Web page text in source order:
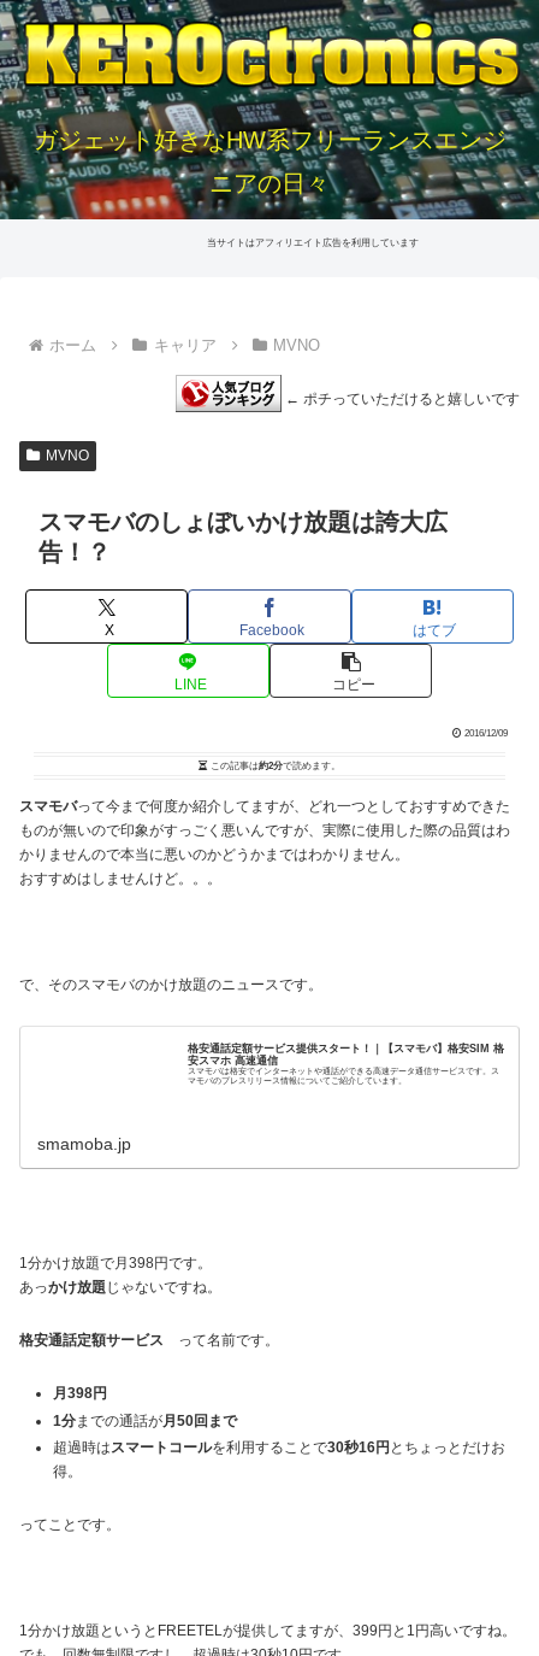
ガジェット好きなHW系フリーランスエンジ
ニアの日々
当サイトはアフィリエイト広告を利用しています
ホーム キャリア MVNO
← ポチっていただけると嬉しいです
MVNO
スマモバのしょぼいかけ放題は誇大広
告！？
X Facebook はてブ
LINE コピー
2016/12/09
この記事は約2分で読めます。
スマモバって今まで何度か紹介してますが、どれ一つとしておすすめできた
ものが無いので印象がすっごく悪いんですが、実際に使用した際の品質はわ
かりませんので本当に悪いのかどうかまではわかりません。
おすすめはしませんけど。。。
で、そのスマモバのかけ放題のニュースです。
格安通話定額サービス提供スタート！｜【スマモバ】格安SIM 格
安スマホ 高速通信
スマモバは格安でインターネットや通話ができる高速データ通信サービスです。ス
マモバのプレスリリース情報についてご紹介しています。
smamoba.jp
1分かけ放題で月398円です。
あっかけ放題じゃないですね。
格安通話定額サービス って名前です。
月398円
1分までの通話が月50回まで
超過時はスマートコールを利用することで30秒16円 とちょっとだけお
得。
ってことです。
1分かけ放題というとFREETELが提供してますが、399円と1円高いですね。